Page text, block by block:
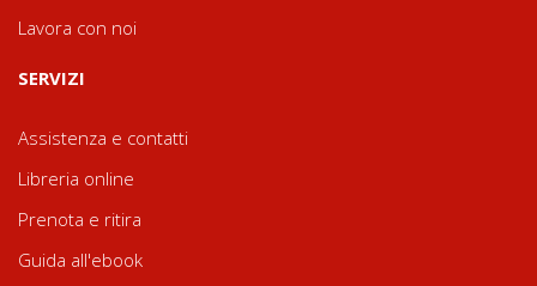
Lavora con noi
SERVIZI
Assistenza e contatti
Libreria online
Prenota e ritira
Guida all'ebook